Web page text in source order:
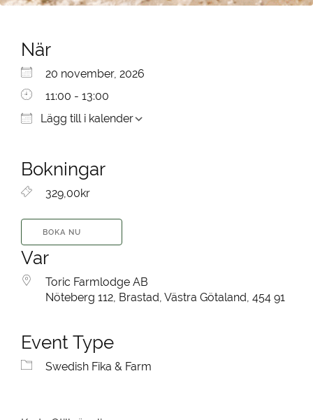
När
20 november, 2026
11:00 - 13:00
Lägg till i kalender
Ladda ner ICS
Bokningar
329,00kr
BOKA NU
Var
Toric Farmlodge AB
Nöteberg 112, Brastad, Västra Götaland, 454 91
Event Type
Swedish Fika & Farm